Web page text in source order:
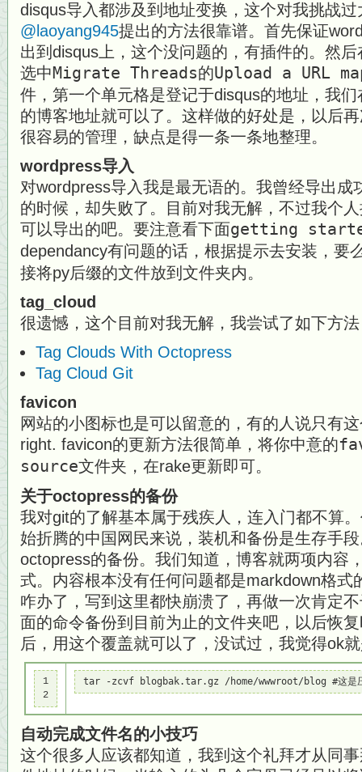
disqus导入都涉及到地址变换，这个对我挑战
@laoyang945提出的方法很靠谱。首先保证
出到disqus上，这个没问题的，有插件的。然
选中Migrate Threads的Upload a URL
件，第一个单元格是登记于disqus的地址，我
的博客地址就可以了。这样做的好处是，以后
很容易的管理，缺点是得一条一条地整理。
wordpress导入
对wordpress导入我是最无语的。我曾经导出成
的时候，却失败了。目前对我无解，不过我个
可以导出的吧。要注意看下面getting
dependancy有问题的话，根据提示去安装，要
接将py后缀的文件放到文件夹内。
tag_cloud
很遗憾，这个目前对我无解，我尝试了如下方
Tag Clouds With Octopress
Tag Cloud Git
favicon
网站的小图标也是可以留意的，有的人说只有
right. favicon的更新方法很简单，将你中意的
source文件夹，在rake更新即可。
关于octopress的备份
我对git的了解基本属于残疾人，连入门都不算
始折腾的中国网民来说，装机和备份是生存手
octopress的备份。我们知道，博客就两项内容
式。内容根本没有任何问题都是markdown格式
咋办了，写到这里都快崩溃了，再做一次肯定
面的命令备份到目前为止的文件夹吧，以后恢
后，用这个覆盖就可以了，没试过，我觉得ok
1
2
tar -zcvf blogbak.tar.gz /home/wwwroot/blog #这是
自动完成文件名的小技巧
这个很多人应该都知道，我到这个礼拜才从同